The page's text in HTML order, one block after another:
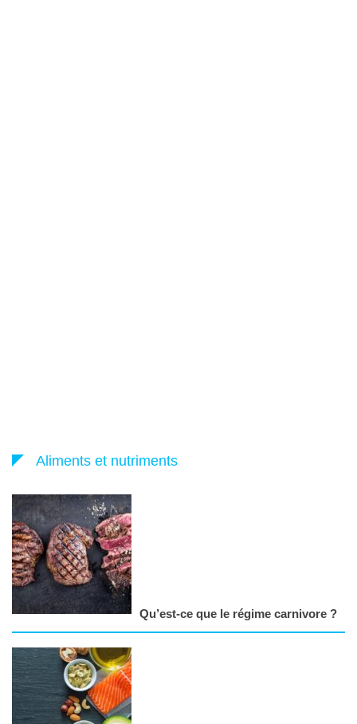
Aliments et nutriments
Qu’est-ce que le régime carnivore ?